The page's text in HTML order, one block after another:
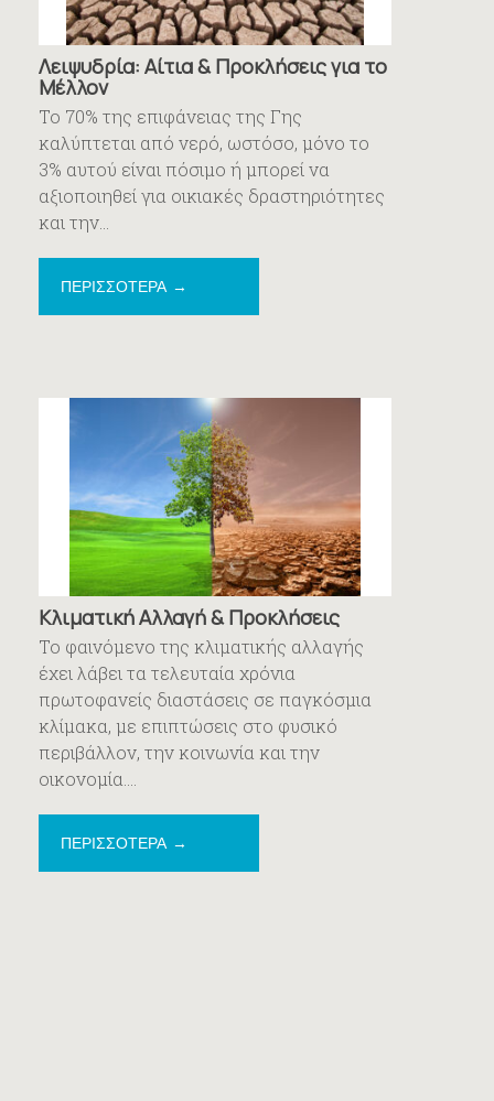
Λειψυδρία: Αίτια & Προκλήσεις για το
Μέλλον
Το 70% της επιφάνειας της Γης
καλύπτεται από νερό, ωστόσο, μόνο το
3% αυτού είναι πόσιμο ή μπορεί να
αξιοποιηθεί για οικιακές δραστηριότητες
και την...
ΠΕΡΙΣΣΟΤΕΡΑ
Κλιματική Αλλαγή & Προκλήσεις
Το φαινόμενο της κλιματικής αλλαγής
έχει λάβει τα τελευταία χρόνια
πρωτοφανείς διαστάσεις σε παγκόσμια
κλίμακα, με επιπτώσεις στο φυσικό
περιβάλλον, την κοινωνία και την
οικονομία....
ΠΕΡΙΣΣΟΤΕΡΑ